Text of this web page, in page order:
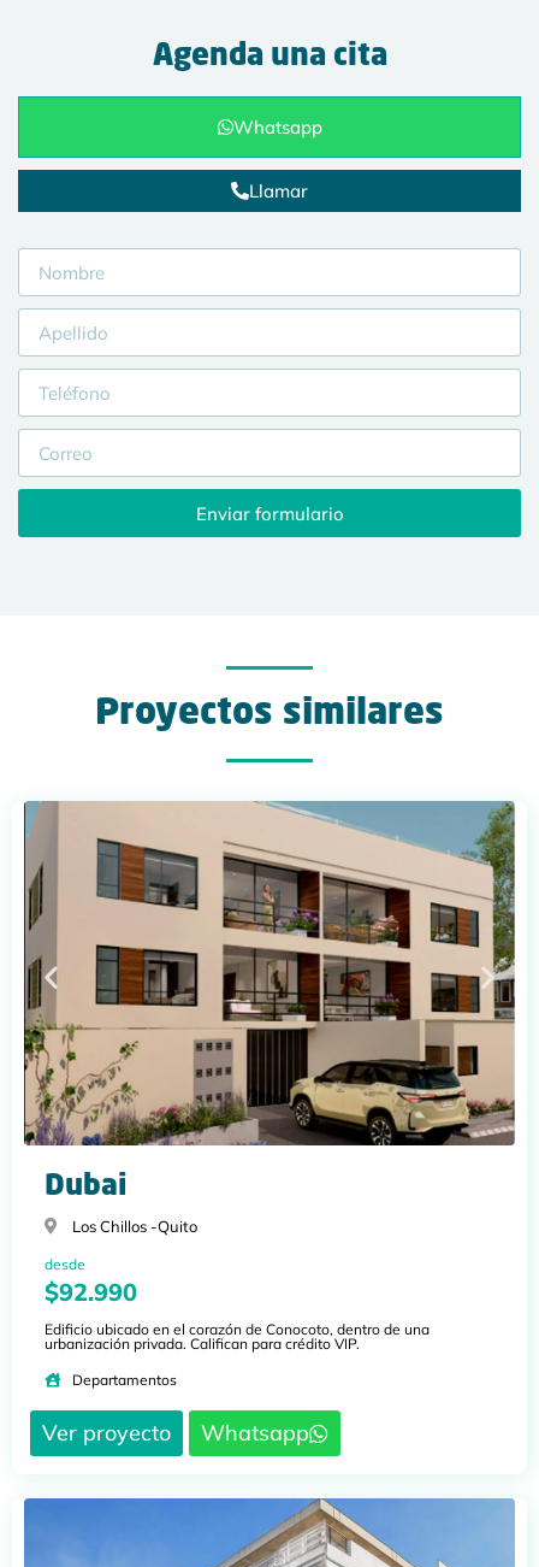
Agenda una cita
Whatsapp
Llamar
Enviar formulario
Proyectos similares
Dubai
Los Chillos -Quito
desde
$92.990
Edificio ubicado en el corazón de Conocoto, dentro de una
urbanización privada. Califican para crédito VIP.
Departamentos
Ver proyecto Whatsapp